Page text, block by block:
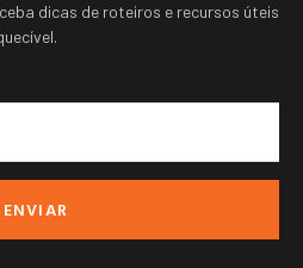
dicas de roteiros e recursos úteis
ENVIAR